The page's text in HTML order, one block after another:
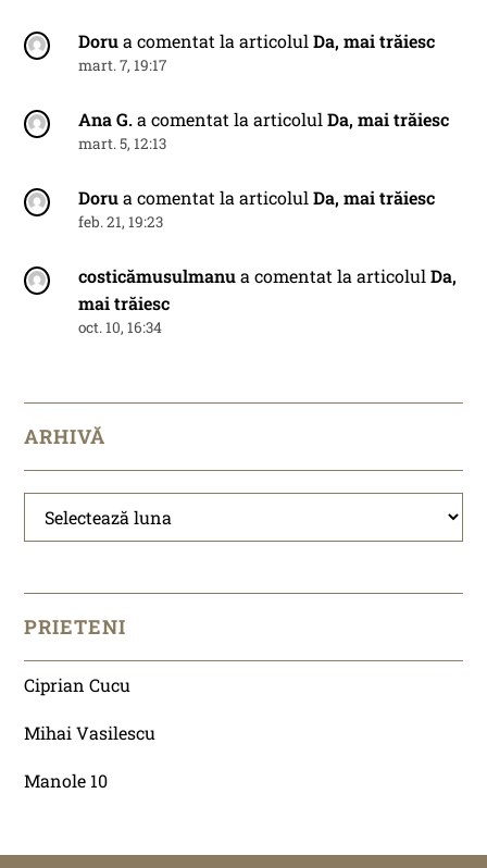
Dorua comentat la articolulDa, mai trăiesc
mart. 7, 19:17
Ana G.a comentat la articolulDa, mai trăiesc
mart. 5, 12:13
Dorua comentat la articolulDa, mai trăiesc
feb. 21, 19:23
costicămusulmanua comentat la articolulDa,
mai trăiesc
oct. 10, 16:34
ARHIVĂ
Arhivă
PRIETENI
Ciprian Cucu
Mihai Vasilescu
Manole 10